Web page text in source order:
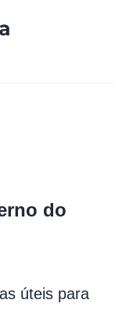
do
úteis para